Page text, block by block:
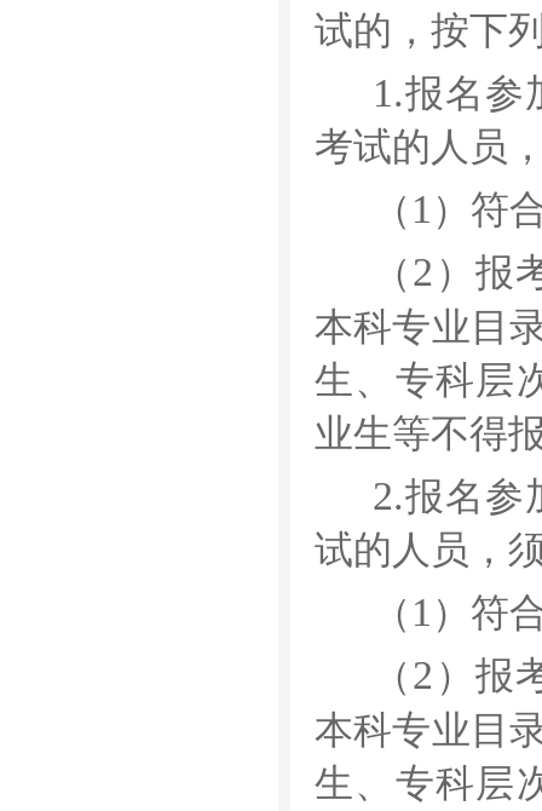
试的，按下
1.报名参
考试的人员
（ 1 ）符
（ 2 ）报
本科专业目
生、专科层
业生等不得
2.报名参
试的人员，
（ 1 ）符
（ 2 ）报
本科专业目
生、专科层